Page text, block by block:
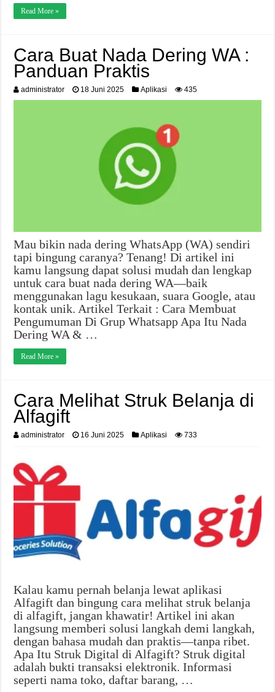
Read More »
Cara Buat Nada Dering WA :
Panduan Praktis
administrator 18 Juni 2025 Aplikasi 435
Mau bikin nada dering WhatsApp (WA) sendiri
tapi bingung caranya? Tenang! Di artikel ini
kamu langsung dapat solusi mudah dan lengkap
untuk cara buat nada dering WA—baik
menggunakan lagu kesukaan, suara Google, atau
kontak unik. Artikel Terkait : Cara Membuat
Pengumuman Di Grup Whatsapp Apa Itu Nada
Dering WA & …
Read More »
Cara Melihat Struk Belanja di
Alfagift
administrator 16 Juni 2025 Aplikasi 733
Kalau kamu pernah belanja lewat aplikasi
Alfagift dan bingung cara melihat struk belanja
di alfagift, jangan khawatir! Artikel ini akan
langsung memberi solusi langkah demi langkah,
dengan bahasa mudah dan praktis—tanpa ribet.
Apa Itu Struk Digital di Alfagift? Struk digital
adalah bukti transaksi elektronik. Informasi
seperti nama toko, daftar barang, …